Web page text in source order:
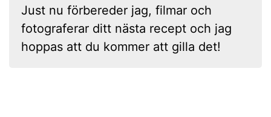
Just nu förbereder jag, filmar och
fotograferar ditt nästa recept och jag
hoppas att du kommer att gilla det!